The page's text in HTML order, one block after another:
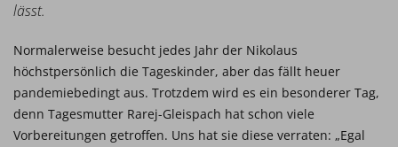
lässt.
Normalerweise besucht jedes Jahr der Nikolaus
höchstpersönlich die Tageskinder, aber das fällt heuer
pandemiebedingt aus. Trotzdem wird es ein besonderer Tag,
denn Tagesmutter Rarej-Gleispach hat schon viele
Vorbereitungen getroffen. Uns hat sie diese verraten: „Egal